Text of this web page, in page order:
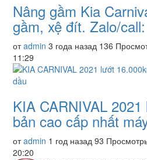
Nâng gầm Kia
gầm, xệ đít. Zalo/
отadmin 3 года назад 136
11:29
KIA CARNIVAL
bản cao cấp nhất
отadmin 1 год назад 93
20:20